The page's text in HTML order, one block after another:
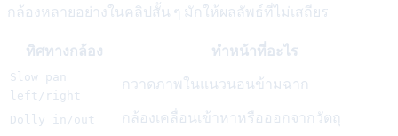
กล้องหลายอย่างในคลิปสั้น ๆ มักให้ผลลัพธ์ที่ไม่เสถียร
ทิศทางกล้อง ทำหน้าที่อะไร
Slow pan
left/right
กวาดภาพในแนวนอนข้ามฉาก
Dolly in/out กล้องเคลื่อนเข้าหาหรือออกจากวัตถุ